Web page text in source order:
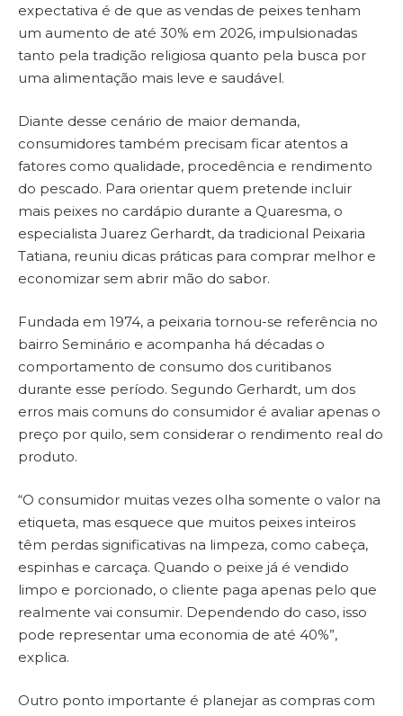
expectativa é de que as vendas de peixes tenham
um aumento de até 30% em 2026, impulsionadas
tanto pela tradição religiosa quanto pela busca por
uma alimentação mais leve e saudável.
Diante desse cenário de maior demanda,
consumidores também precisam ficar atentos a
fatores como qualidade, procedência e rendimento
do pescado. Para orientar quem pretende incluir
mais peixes no cardápio durante a Quaresma, o
especialista Juarez Gerhardt, da tradicional Peixaria
Tatiana, reuniu dicas práticas para comprar melhor e
economizar sem abrir mão do sabor.
Fundada em 1974, a peixaria tornou-se referência no
bairro Seminário e acompanha há décadas o
comportamento de consumo dos curitibanos
durante esse período. Segundo Gerhardt, um dos
erros mais comuns do consumidor é avaliar apenas o
preço por quilo, sem considerar o rendimento real do
produto.
“O consumidor muitas vezes olha somente o valor na
etiqueta, mas esquece que muitos peixes inteiros
têm perdas significativas na limpeza, como cabeça,
espinhas e carcaça. Quando o peixe já é vendido
limpo e porcionado, o cliente paga apenas pelo que
realmente vai consumir. Dependendo do caso, isso
pode representar uma economia de até 40%”,
explica.
Outro ponto importante é planejar as compras com